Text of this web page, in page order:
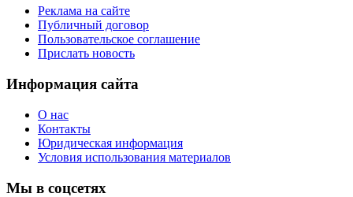
Реклама на сайте
Публичный договор
Пользовательское соглашение
Прислать новость
Информация сайта
О нас
Контакты
Юридическая информация
Условия использования материалов
Мы в соцсетях